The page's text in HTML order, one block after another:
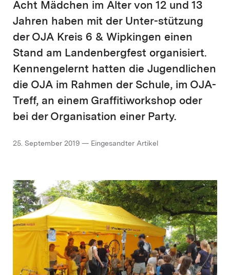
Acht Mädchen im Alter von 12 und 13
Jahren haben mit der Unter-stützung
der OJA Kreis 6 & Wipkingen einen
Stand am Landenbergfest organisiert.
Kennengelernt hatten die Jugendlichen
die OJA im Rahmen der Schule, im OJA-
Treff, an einem Graffitiworkshop oder
bei der Organisation einer Party.
25. September 2019 — Eingesandter Artikel